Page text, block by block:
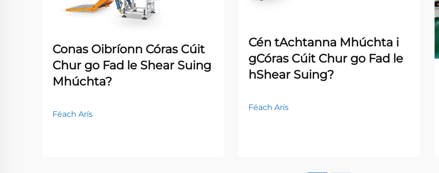
Conas Oibríonn Córas Cúit
Chur go Fad le Shear Suing
Mhúchta?
Féach Arís
Cén tAchtanna Mhúchta i
gCóras Cúit Chur go Fad le
hShear Suing?
Féach Arís